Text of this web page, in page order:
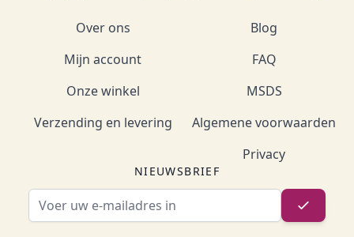
Over ons
Mijn account
Onze winkel
Verzending en levering
Blog
FAQ
MSDS
Algemene voorwaarden
Privacy
NIEUWSBRIEF